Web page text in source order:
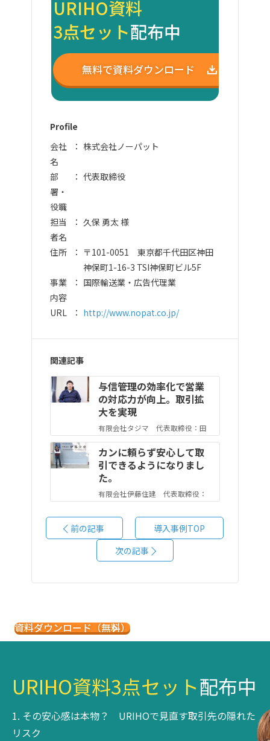
URIHO資料
3点セット配布中
無料で資料ダウンロード
Profile
会社
名
株式会社ノーパット
部
署・
役職
代表取締役
担当
者名
久保 勇太 様
住所
〒101-0051 東京都千代田区神田
神保町1-16-3 TSI神保町ビル5F
事業
内容
国際輸送業・広告代理業
URL http://www.nopat.co.jp/
関連記事
与信管理の効率化で営業
の対応力が向上。取引拡
大を実現
有限会社タジマ 代表取締役：田
島 悠紀 様
カンに頼らず安心して取
引できるようになりまし
た。
有限会社伊藤住建 代表取締役：
前の記事
導入事例TOP
次の記事
資料ダウンロード（無料）
URIHO資料3点セット配布中
その安心感は本物？
URIHOで見直す取引先の隠れた
リスク